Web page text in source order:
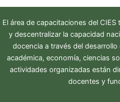
El área de capacitaciones del CIES
y descentralizar la capacidad
docencia a través del
académica, economía, ciencias
actividades organizadas están
docentes y